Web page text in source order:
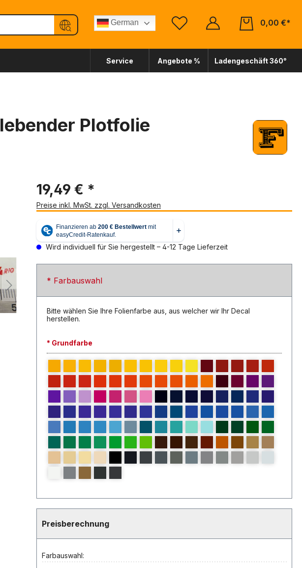
German
0,00 €*
Service Angebote % Ladengeschäft 360°
Plotfolie
19,49 € *
Preise inkl. MwSt. zzgl. Versandkosten
Wird individuell für Sie hergestellt – 4-12 Tage Lieferzeit
* Farbauswahl
Bitte wählen Sie Ihre Folienfarbe aus, aus welcher wir Ihr Decal
herstellen.
* Grundfarbe
Preisberechnung
Farbauswahl: